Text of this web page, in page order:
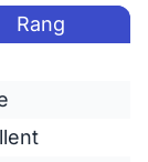
Rang